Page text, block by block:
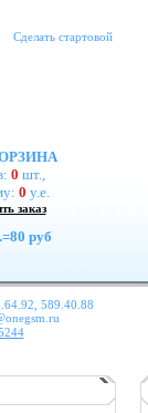
Сделать стартовой
0 шт.,
0 у.е.
заказ
руб
589.40.88